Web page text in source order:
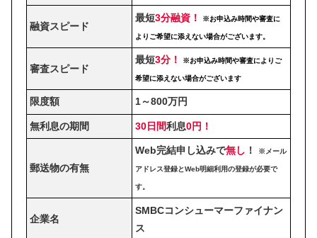
融資スピード
最短3分融資！ ※お申込み時間や審査に
よりご希望に添えない場合がございます。
審査スピード
最短3分！ ※お申込み時間や審査によりご
希望に添えない場合がございます
限度額 1～800万円
無利息の期間 30日間利息0円！
郵送物の有無
Web完結申し込みで無し ！ ※メール
アドレス登録とWeb明細利用の登録が必要で
す。
企業名
SMBCコンシューマーファイナン
ス